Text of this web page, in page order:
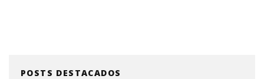
POSTS DESTACADOS